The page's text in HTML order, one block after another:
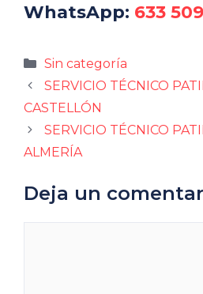
WhatsApp: 633
Categorías
Sin categoría
SERVICIO TÉCNICO
CASTELLÓN
SERVICIO TÉCNICO
ALMERÍA
Deja un